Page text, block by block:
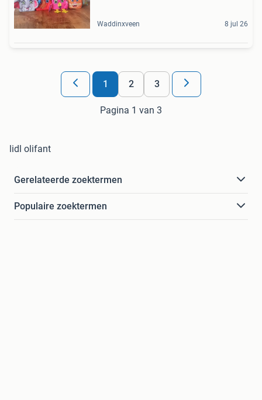
Waddinxveen 8 jul 26
1 2 3
Pagina 1 van 3
lidl olifant
Gerelateerde zoektermen
Populaire zoektermen